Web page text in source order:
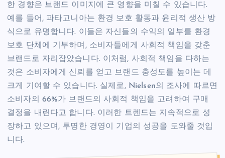
한 경향은 브랜드 이미지에 큰 영향을 미칠 수 있습니다.
예를 들어, 파타고니아는 환경 보호 활동과 윤리적 생산 방
식으로 유명합니다. 이들은 자신들의 수익의 일부를 환경
보호 단체에 기부하며, 소비자들에게 사회적 책임을 갖춘
브랜드로 자리잡았습니다. 이처럼, 사회적 책임을 다하는
것은 소비자에게 신뢰를 얻고 브랜드 충성도를 높이는 데
크게 기여할 수 있습니다. 실제로, Nielsen의 조사에 따르면
소비자의 66%가 브랜드의 사회적 책임을 고려하여 구매
결정을 내린다고 합니다. 이러한 트렌드는 지속적으로 성
장하고 있으며, 투명한 경영이 기업의 성공을 도와줄 것입
니다.